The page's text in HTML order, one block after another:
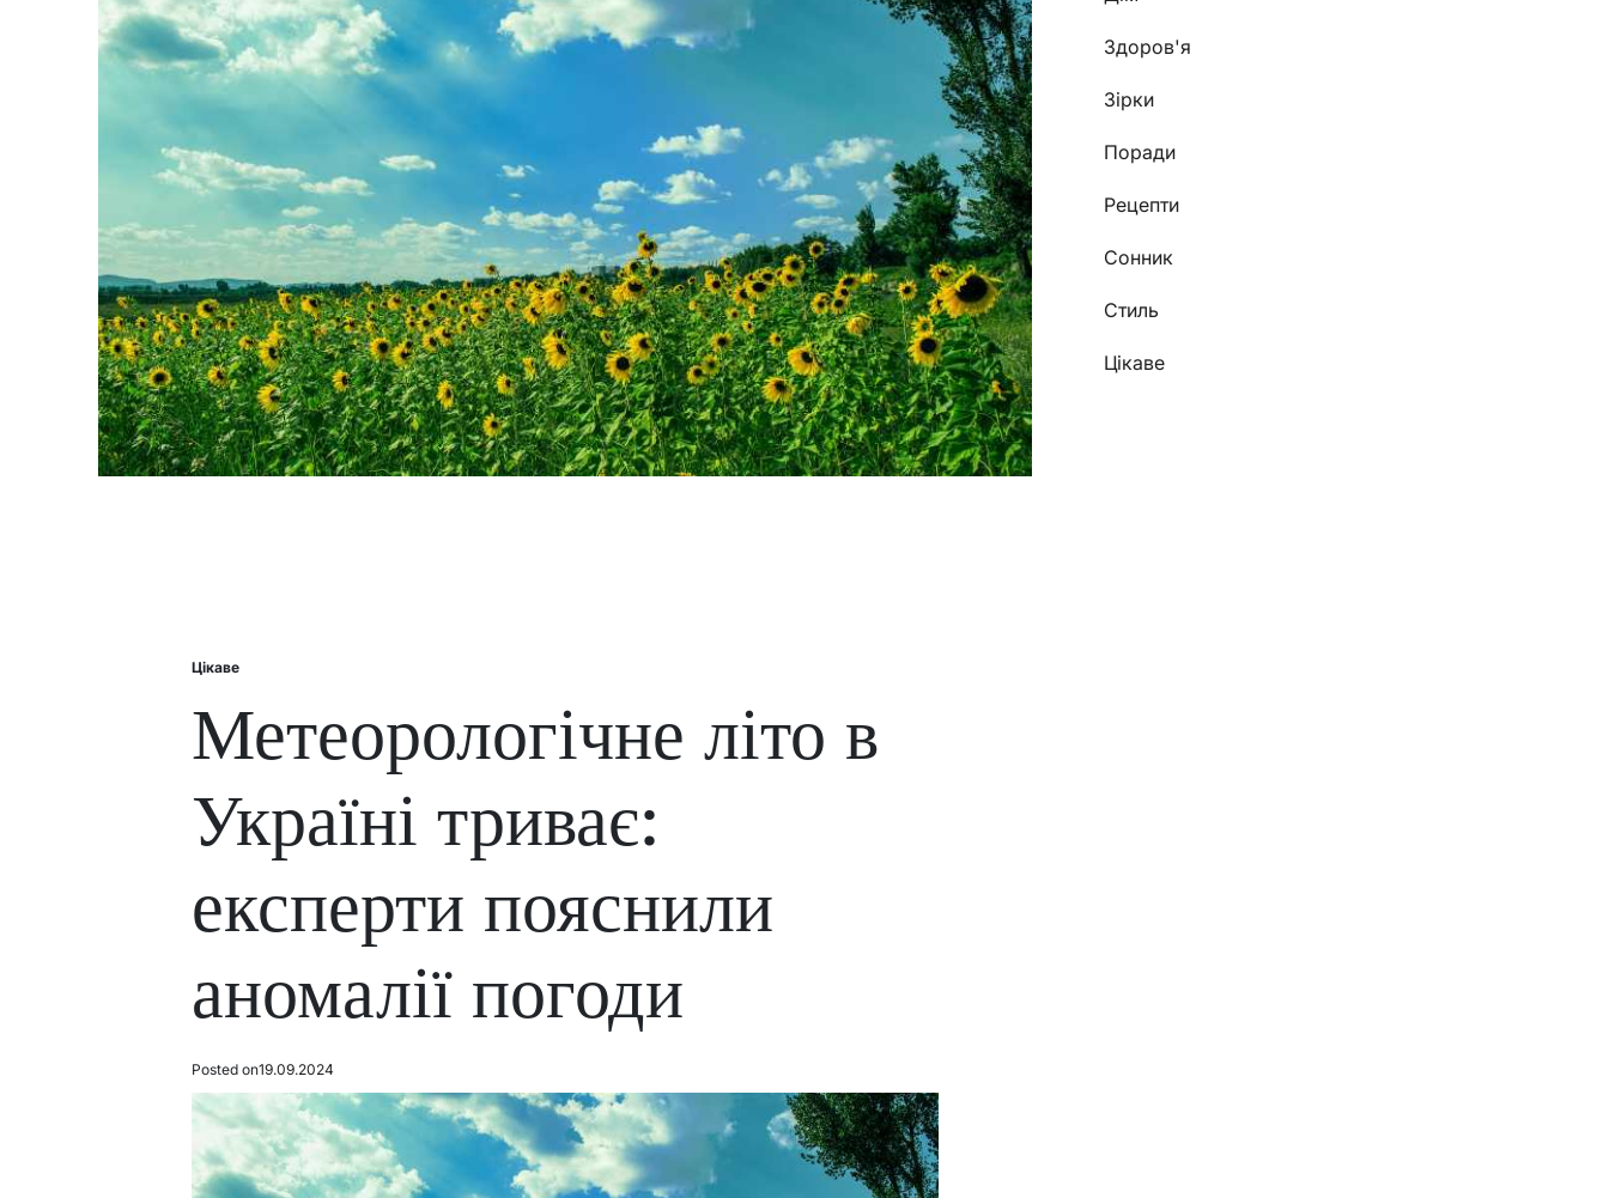
Posted
Цікаве
Метеорологічне літо в
Україні триває:
експерти пояснили
аномалії погоди
Posted on19.09.2024
Здоров'я
Зірки
Поради
Рецепти
Сонник
Стиль
Цікаве